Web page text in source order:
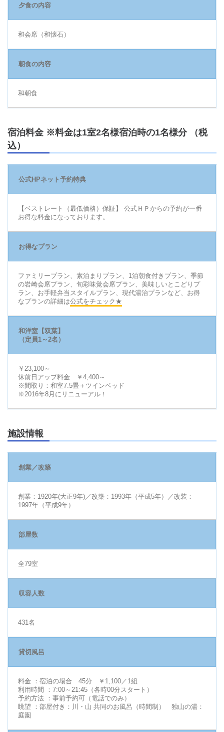
夕食の内容
和会席（和懐石）
朝食の内容
和朝食
宿泊料金 ※料金は1室2名様宿泊時の1名様分 （税
込）
公式HPネット予約特典
【ベストレート（最低価格）保証】 公式ＨＰからの予約が一番
お得な料金になっております。
お得なプラン
ファミリープラン、素泊まりプラン、1泊朝食付きプラン、季節
の岩崎会席プラン、旬彩味覚会席プラン、美味しいとこどりプ
ラン、お手軽弁当スタイルプラン、現代湯治プランなど、お得
なプランの詳細は公式をチェック★
和洋室【双葉】
（定員1～2名）
￥23,100～
休前日アップ料金 ￥4,400～
※間取り：和室7.5畳＋ツインベッド
※2016年8月にリニューアル！
施設情報
創業／改築
創業：1920年(大正9年)／改築：1993年（平成5年）／改装：
1997年（平成9年）
部屋数
全79室
収容人数
431名
貸切風呂
料金 ：宿泊の場合 45分 ￥1,100／1組
利用時間 ：7:00～21:45（各時00分スタート）
予約方法 ：事前予約可（電話でのみ）
眺望 ：部屋付き：川・山 共同のお風呂（時間制） 独山の湯：
庭園